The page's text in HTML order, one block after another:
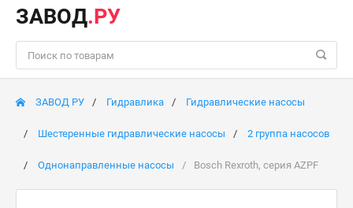
ЗАВОД.РУ
ЗАВОД РУ Гидравлика Гидравлические насосы
Шестеренные гидравлические насосы 2 группа насосов
Однонаправленные насосы Bosch Rexroth, серия AZPF